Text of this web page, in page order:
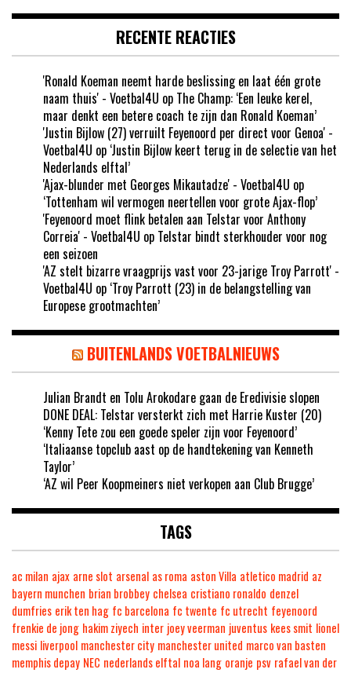
RECENTE REACTIES
'Ronald Koeman neemt harde beslissing en laat één grote
naam thuis' - Voetbal4U op The Champ: ‘Een leuke kerel,
maar denkt een betere coach te zijn dan Ronald Koeman’
'Justin Bijlow (27) verruilt Feyenoord per direct voor Genoa' -
Voetbal4U op ‘Justin Bijlow keert terug in de selectie van het
Nederlands elftal’
'Ajax-blunder met Georges Mikautadze' - Voetbal4U op
‘Tottenham wil vermogen neertellen voor grote Ajax-flop’
'Feyenoord moet flink betalen aan Telstar voor Anthony
Correia' - Voetbal4U op Telstar bindt sterkhouder voor nog
een seizoen
'AZ stelt bizarre vraagprijs vast voor 23-jarige Troy Parrott' -
Voetbal4U op ‘Troy Parrott (23) in de belangstelling van
Europese grootmachten’
BUITENLANDS VOETBALNIEUWS
Julian Brandt en Tolu Arokodare gaan de Eredivisie slopen
DONE DEAL: Telstar versterkt zich met Harrie Kuster (20)
‘Kenny Tete zou een goede speler zijn voor Feyenoord’
‘Italiaanse topclub aast op de handtekening van Kenneth
Taylor’
‘AZ wil Peer Koopmeiners niet verkopen aan Club Brugge’
TAGS
ac milan ajax arne slot arsenal as roma aston Villa atletico madrid az
bayern munchen brian brobbey chelsea cristiano ronaldo denzel
dumfries erik ten hag fc barcelona fc twente fc utrecht feyenoord
frenkie de jong hakim ziyech inter joey veerman juventus kees smit lionel
messi liverpool manchester city manchester united marco van basten
memphis depay NEC nederlands elftal noa lang oranje psv rafael van der